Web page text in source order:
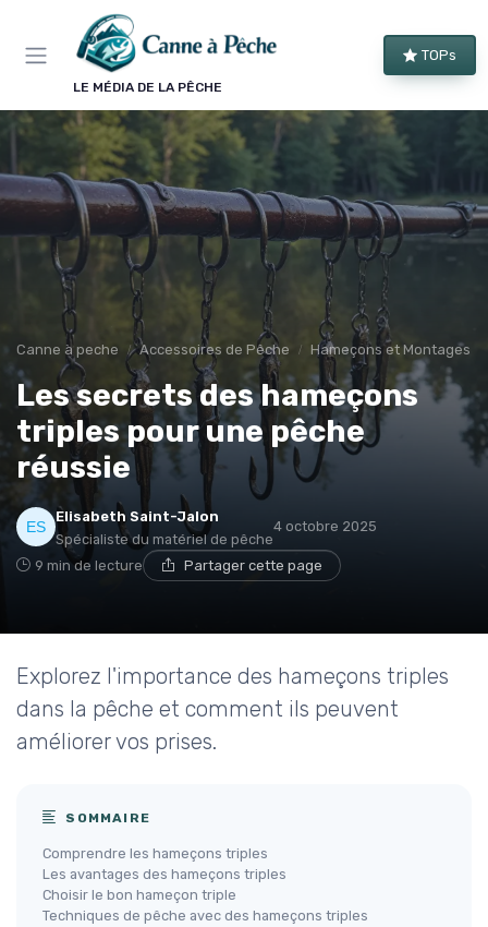
LE MÉDIA DE LA PÊCHE
TOPs
Canne à peche Accessoires de Pêche Hameçons et Montages
Les secrets des hameçons
triples pour une pêche
réussie
Elisabeth Saint-Jalon
Spécialiste du matériel de pêche
4 octobre 2025
9 min de lecture Partager cette page
Explorez l'importance des hameçons triples
dans la pêche et comment ils peuvent
améliorer vos prises.
SOMMAIRE
Comprendre les hameçons triples
Les avantages des hameçons triples
Choisir le bon hameçon triple
Techniques de pêche avec des hameçons triples
Panneau de gestion des cookies